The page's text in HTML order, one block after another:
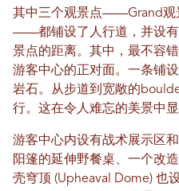
其中三个观景点——Grand观
——都铺设了人行道，并设有
景点的距离。其中，最不容
游客中心的正对面。一条铺
岩石。从步道到宽敞的
行。这在令人难忘的美景中
游客中心内设有战术展示区
阳篷的延伸野餐桌、一个改
壳穹顶 (Upheaval Dome) 也